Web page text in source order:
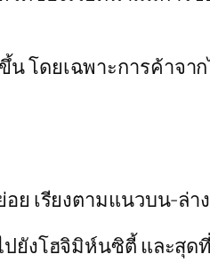
โดยเฉพาะการค้าจา
ย เรียงตามแนวบน-ล่าง
ยังโฮจิมิห์นซิตี้ และสุด